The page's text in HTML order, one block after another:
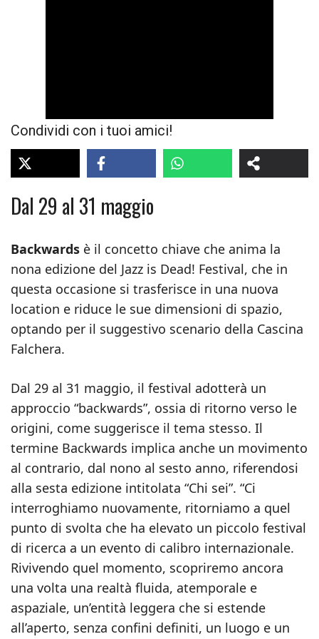
Condividi con i tuoi amici!
Dal 29 al 31 maggio
Backwards è il concetto chiave che anima la
nona edizione del Jazz is Dead! Festival, che in
questa occasione si trasferisce in una nuova
location e riduce le sue dimensioni di spazio,
optando per il suggestivo scenario della Cascina
Falchera.
Dal 29 al 31 maggio, il festival adotterà un
approccio “backwards”, ossia di ritorno verso le
origini, come suggerisce il tema stesso. Il
termine Backwards implica anche un movimento
al contrario, dal nono al sesto anno, riferendosi
alla sesta edizione intitolata “Chi sei”. “Ci
interroghiamo nuovamente, ritorniamo a quel
punto di svolta che ha elevato un piccolo festival
di ricerca a un evento di calibro internazionale.
Rivivendo quel momento, scopriremo ancora
una volta una realtà fluida, atemporale e
aspaziale, un’entità leggera che si estende
all’aperto, senza confini definiti, un luogo e un